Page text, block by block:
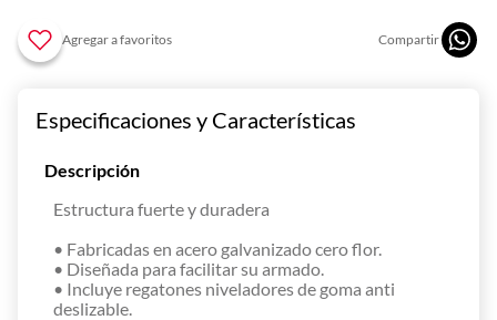
Especificaciones y Características
Descripción
Estructura fuerte y duradera
• Fabricadas en acero galvanizado cero flor.
• Diseñada para facilitar su armado.
• Incluye regatones niveladores de goma anti
deslizable.